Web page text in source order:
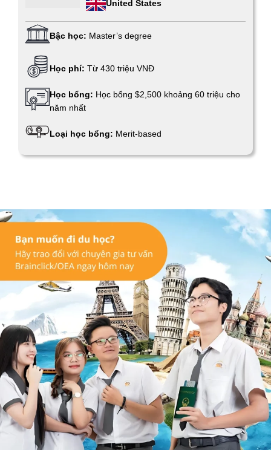
United States
Bậc học: Master’s degree
Học phí: Từ 430 triệu VNĐ
Học bổng: Học bổng $2,500 khoảng 60 triệu cho
năm nhất
Loại học bổng: Merit-based